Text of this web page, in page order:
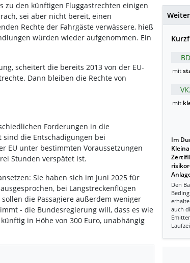
zu den künftigen Fluggastrechten einigen
sei aber nicht bereit, einen
Rechte der Fahrgäste verwässere, hieß
würden wieder aufgenommen. Ein
scheitert die bereits 2013 von der EU-
Dann bleiben die Rechte von
Forderungen in die
die Entschädigungen bei
EU unter bestimmten Voraussetzungen
Stunden verspätet ist.
Sie haben sich im Juni 2025 für
bei Langstreckenflügen
die Passagiere außerdem weniger
- die Bundesregierung will, dass es wie
in Höhe von 300 Euro, unabhängig
mit
mit
Im
Den
auch